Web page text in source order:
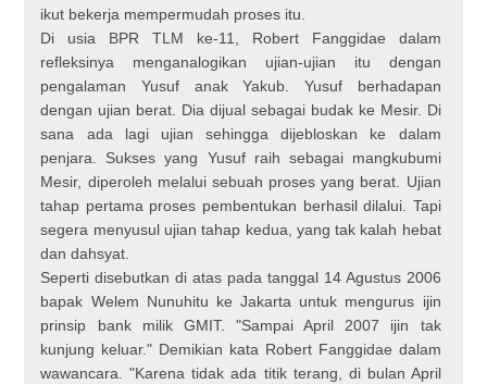
ikut bekerja mempermudah proses itu.
Di usia BPR TLM ke-11, Robert Fanggidae dalam
refleksinya menganalogikan ujian-ujian itu dengan
pengalaman Yusuf anak Yakub. Yusuf berhadapan
dengan ujian berat. Dia dijual sebagai budak ke Mesir. Di
sana ada lagi ujian sehingga dijebloskan ke dalam
penjara. Sukses yang Yusuf raih sebagai mangkubumi
Mesir, diperoleh melalui sebuah proses yang berat. Ujian
tahap pertama proses pembentukan berhasil dilalui. Tapi
segera menyusul ujian tahap kedua, yang tak kalah hebat
dan dahsyat.
Seperti disebutkan di atas pada tanggal 14 Agustus 2006
bapak Welem Nunuhitu ke Jakarta untuk mengurus ijin
prinsip bank milik GMIT. "Sampai April 2007 ijin tak
kunjung keluar." Demikian kata Robert Fanggidae dalam
wawancara. "Karena tidak ada titik terang, di bulan April